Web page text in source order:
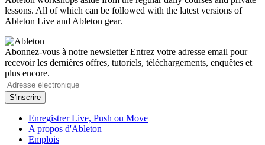
lessons. All of which can be followed with the latest versions of
Ableton Live and Ableton gear.
Abonnez-vous à notre newsletterEntrez votre adresse email pour
recevoir les dernières offres, tutoriels, téléchargements, enquêtes et
plus encore.
Enregistrer Live, Push ou Move
A propos d'Ableton
Emplois